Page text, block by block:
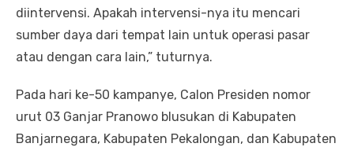
diintervensi. Apakah intervensi-nya itu mencari
sumber daya dari tempat lain untuk operasi pasar
atau dengan cara lain,” tuturnya.
Pada hari ke-50 kampanye, Calon Presiden nomor
urut 03 Ganjar Pranowo blusukan di Kabupaten
Banjarnegara, Kabupaten Pekalongan, dan Kabupaten